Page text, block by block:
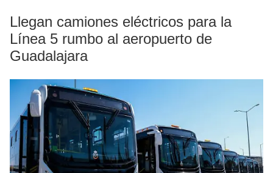
Llegan camiones eléctricos para la
Línea 5 rumbo al aeropuerto de
Guadalajara